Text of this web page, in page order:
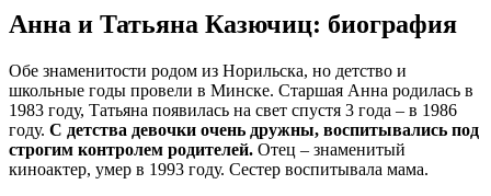
Анна и Татьяна Казючиц: биография
Обе знаменитости родом из Норильска, но детство и
школьные годы провели в Минске. Старшая Анна родилась в
1983 году, Татьяна появилась на свет спустя 3 года – в 1986
году. С детства девочки очень дружны, воспитывались под
строгим контролем родителей. Отец – знаменитый
киноактер, умер в 1993 году. Сестер воспитывала мама.